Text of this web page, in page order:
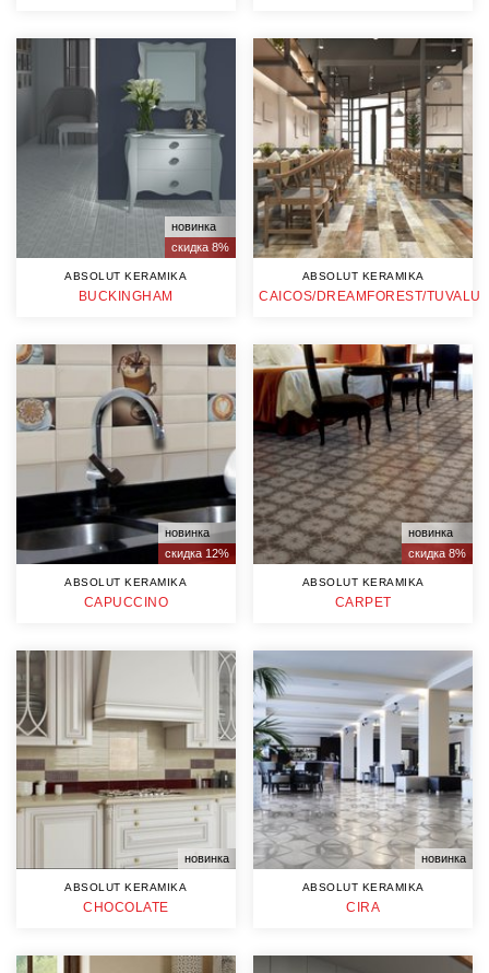
новинка
скидка 8%
ABSOLUT KERAMIKA
BUCKINGHAM
ABSOLUT KERAMIKA
CAICOS/DREAMFOREST/TUVALU
новинка
скидка 12%
ABSOLUT KERAMIKA
CAPUCCINO
новинка
скидка 8%
ABSOLUT KERAMIKA
CARPET
новинка
ABSOLUT KERAMIKA
CHOCOLATE
новинка
ABSOLUT KERAMIKA
CIRA